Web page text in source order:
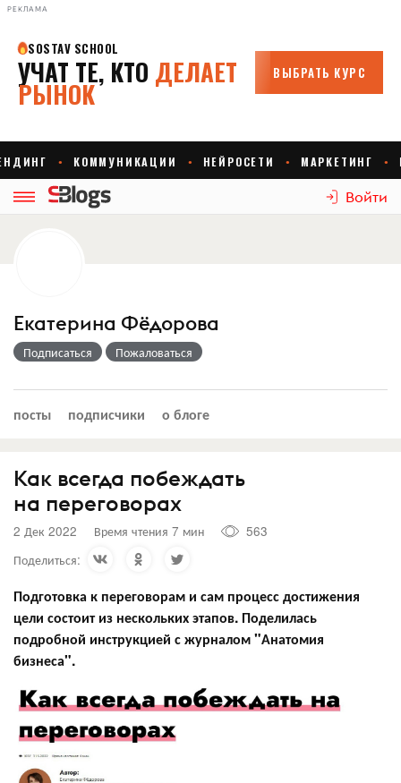
РЕКЛАМА
Войти
Екатерина Фёдорова
Подписаться Пожаловаться
посты подписчики о блоге
Как всегда побеждать
на переговорах
2 Дек 2022 Время чтения 7 мин
563
Поделиться:
Подготовка к переговорам и сам процесс достижения
цели состоит из нескольких этапов. Поделилась
подробной инструкцией с журналом "Анатомия
бизнеса".